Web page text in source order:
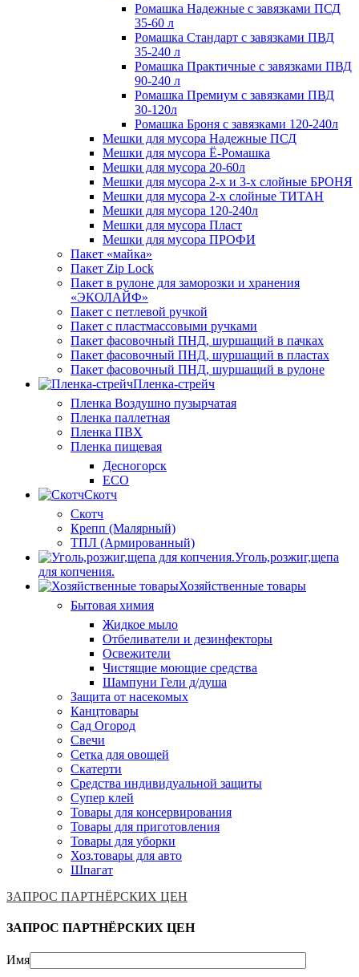
Ромашка Надежные с завязками ПСД
35-60 л
Ромашка Стандарт с завязками ПВД
35-240 л
Ромашка Практичные с завязками ПВД
90-240 л
Ромашка Премиум с завязками ПВД
30-120л
Ромашка Броня с завязками 120-240л
Мешки для мусора Надежные ПСД
Мешки для мусора Ё-Ромашка
Мешки для мусора 20-60л
Мешки для мусора 2-х и 3-х слойные БРОНЯ
Мешки для мусора 2-х слойные ТИТАН
Мешки для мусора 120-240л
Мешки для мусора Пласт
Мешки для мусора ПРОФИ
Пакет «майка»
Пакет Zip Lock
Пакет в рулоне для заморозки и хранения
«ЭКОЛАЙФ»
Пакет с петлевой ручкой
Пакет с пластмассовыми ручками
Пакет фасовочный ПНД, шуршащий в пачках
Пакет фасовочный ПНД, шуршащий в пластах
Пакет фасовочный ПНД, шуршащий в рулоне
Пленка-стрейч
Пленка Воздушно пузырчатая
Пленка паллетная
Пленка ПВХ
Пленка пищевая
Десногорск
ECO
Скотч
Скотч
Крепп (Малярный)
ТПЛ (Армированный)
Уголь,розжиг,щепа
для копчения.
Хозяйственные товары
Бытовая химия
Жидкое мыло
Отбеливатели и дезинфекторы
Освежители
Чистящие моющие средства
Шампуни Гели д/душа
Защита от насекомых
Канцтовары
Сад Огород
Свечи
Сетка для овощей
Скатерти
Средства индивидуальной защиты
Супер клей
Товары для консервирования
Товары для приготовления
Товары для уборки
Хоз.товары для авто
Шпагат
ЗАПРОС ПАРТНЁРСКИХ ЦЕН
ЗАПРОС ПАРТНЁРСКИХ ЦЕН
Имя